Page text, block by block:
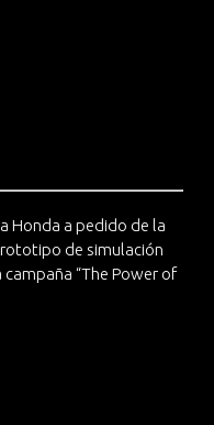
Honda a pedido de la
de simulación
“The Power of